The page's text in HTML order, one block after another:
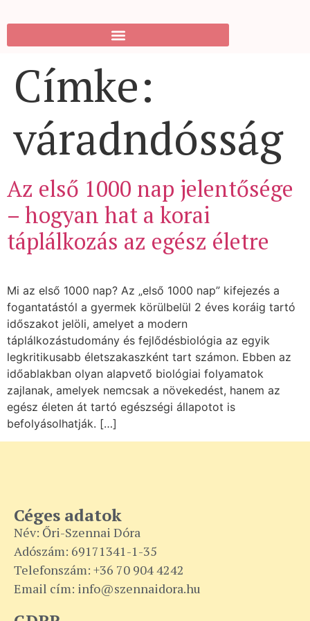
Címke:
váradndósság
Az első 1000 nap jelentősége
– hogyan hat a korai
táplálkozás az egész életre
Mi az első 1000 nap? Az „első 1000 nap” kifejezés a
fogantatástól a gyermek körülbelül 2 éves koráig tartó
időszakot jelöli, amelyet a modern
táplálkozástudomány és fejlődésbiológia az egyik
legkritikusabb életszakaszként tart számon. Ebben az
időablakban olyan alapvető biológiai folyamatok
zajlanak, amelyek nemcsak a növekedést, hanem az
egész életen át tartó egészségi állapotot is
befolyásolhatják. […]
Céges adatok
Név: Őri-Szennai Dóra
Adószám: 69171341-1-35
Telefonszám: +36 70 904 4242
Email cím: info@szennaidora.hu